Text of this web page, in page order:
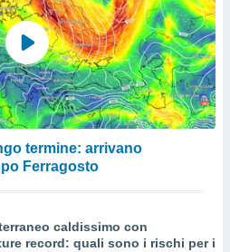
termine: arrivano
Ferragosto
caldissimo con
record: quali sono i rischi per i